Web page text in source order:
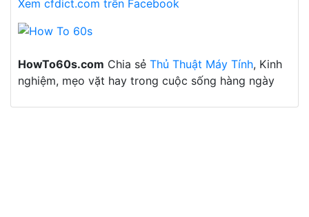
Xem cfdict.com trên Facebook
HowTo60s.com Chia sẻ Thủ Thuật Máy Tính, Kinh
nghiệm, mẹo vặt hay trong cuộc sống hàng ngày